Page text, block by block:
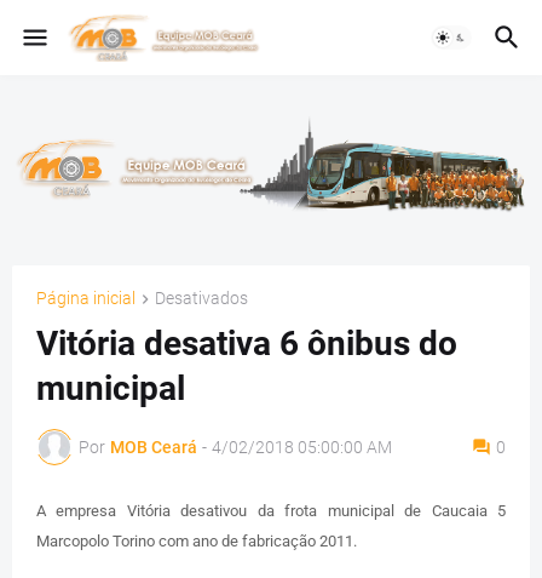
Página inicial Desativados
Vitória desativa 6 ônibus do
municipal
Por MOB Ceará - 4/02/2018 05:00:00 AM 0
A empresa Vitória desativou da frota municipal de Caucaia 5
Marcopolo Torino com ano de fabricação 2011.